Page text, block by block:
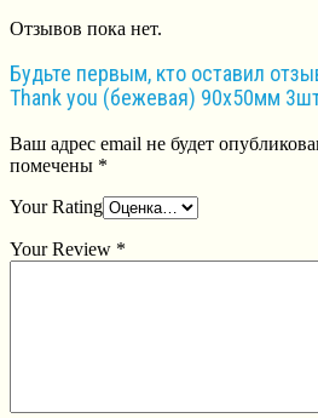
Отзывов пока нет.
Будьте первым, кто оставил
Thank you (бежевая) 90х50мм
Ваш адрес email не будет
помечены *
Your Rating
Your Review *